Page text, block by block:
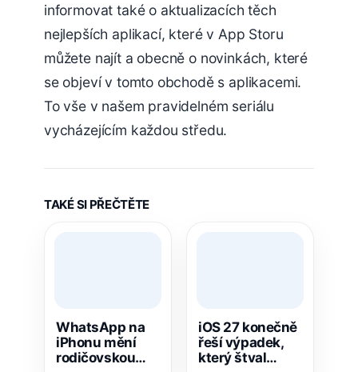
informovat také o aktualizacích těch
nejlepších aplikací, které v App Storu
můžete najít a obecně o novinkách, které
se objeví v tomto obchodě s aplikacemi.
To vše v našem pravidelném seriálu
vycházejícím každou středu.
TAKÉ SI PŘEČTĚTE
WhatsApp na
iPhonu mění
rodičovskou
iOS 27 konečně
řeší výpadek,
který štval